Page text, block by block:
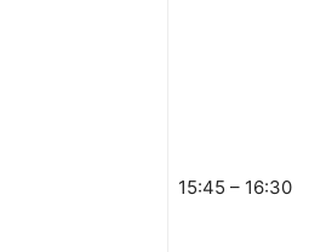
15:45 – 16:30